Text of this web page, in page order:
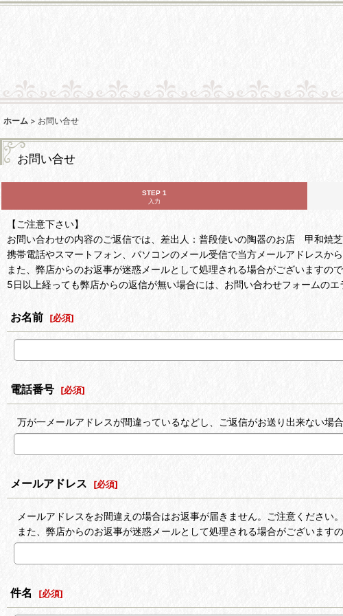
ホーム > お問い合せ
お問い合せ
STEP 1
入力
【ご注意下さい】
お問い合わせの内容のご返信では、差出人：普段使いの陶器のお店 甲和
携帯電話やスマートフォン、パソコンのメール受信で当方メールアドレスか
また、弊店からのお返事が迷惑メールとして処理される場合がございますの
5日以上経っても弊店からの返信が無い場合には、お問い合わせフォームの
お名前 [必須]
電話番号 [必須]
万が一メールアドレスが間違っているなどし、ご返信がお送り出来ない場
メールアドレス [必須]
メールアドレスをお間違えの場合はお返事が届きません。ご注意ください。
また、弊店からのお返事が迷惑メールとして処理される場合がございます
件名 [必須]